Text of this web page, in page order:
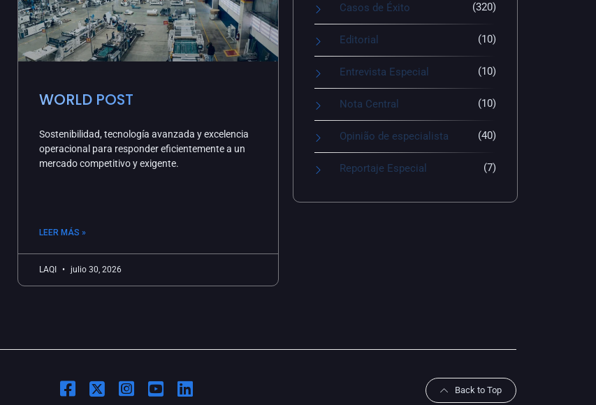
WORLD POST
Sostenibilidad, tecnología avanzada y excelencia
operacional para responder eficientemente a un
mercado competitivo y exigente.
LEER MÁS »
LAQI julio 30, 2026
Casos de Éxito (320)
Editorial (10)
Entrevista Especial (10)
Nota Central (10)
Opinião de especialista (40)
Reportaje Especial (7)
Back to Top